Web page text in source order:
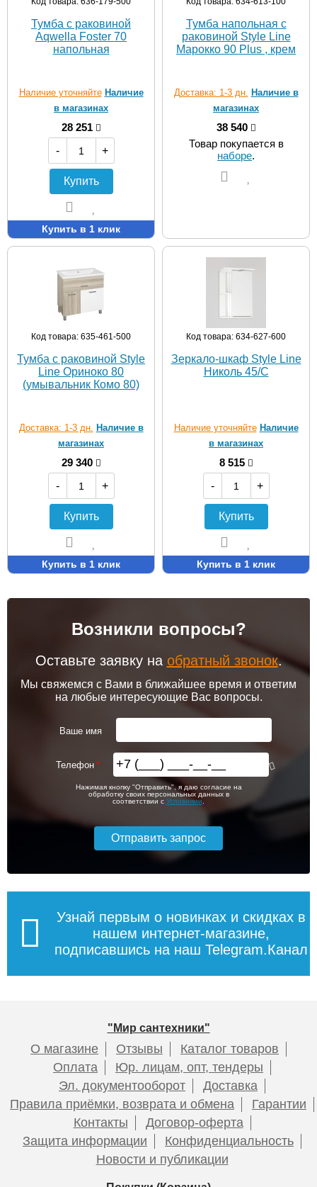
Тумба с раковиной
Aqwella Foster 70
напольная
Наличие уточняйте Наличие
в магазинах
28 251
-
+
Купить
Купить в 1 клик
Тумба напольная с
раковиной Style Line
Марокко 90 Plus , крем
Доставка: 1-3 дн. Наличие в
магазинах
38 540
Товар покупается в
наборе.
Код товара: 635-461-500
Тумба с раковиной Style
Line Ориноко 80
(умывальник Комо 80)
Доставка: 1-3 дн. Наличие в
магазинах
29 340
-
+
Купить
Купить в 1 клик
Код товара: 634-627-600
Зеркало-шкаф Style Line
Николь 45/С
Наличие уточняйте Наличие
в магазинах
8 515
-
+
Купить
Купить в 1 клик
Возникли вопросы?
Оставьте заявку на обратный звонок.
Мы свяжемся с Вами в ближайшее время и ответим
на любые интересующие Вас вопросы.
Ваше имя
Телефон
Нажимая кнопку "Отправить", я даю согласие на
обработку своих персональных данных в
соответствии с Условиями
Узнай первым о новинках и скидках в
нашем интернет-магазине,
подписавшись на наш Telegram.Канал
"Мир сантехники"
О магазине Отзывы
Каталог товаров
Оплата
Юр. лицам, опт, тендеры
Эл. документооборот
Доставка
Правила приёмки, возврата и обмена
Гарантии
Контакты
Договор-оферта
Защита информации
Конфиденциальность
Новости и публикации